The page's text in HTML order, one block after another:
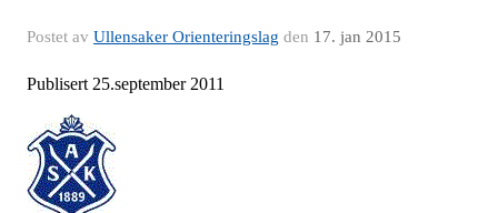
Postet av Ullensaker Orienteringslag den 17. jan 2015
Publisert 25.september 2011